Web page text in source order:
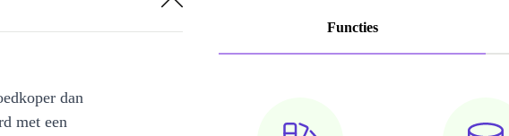
Functies
dan
met een